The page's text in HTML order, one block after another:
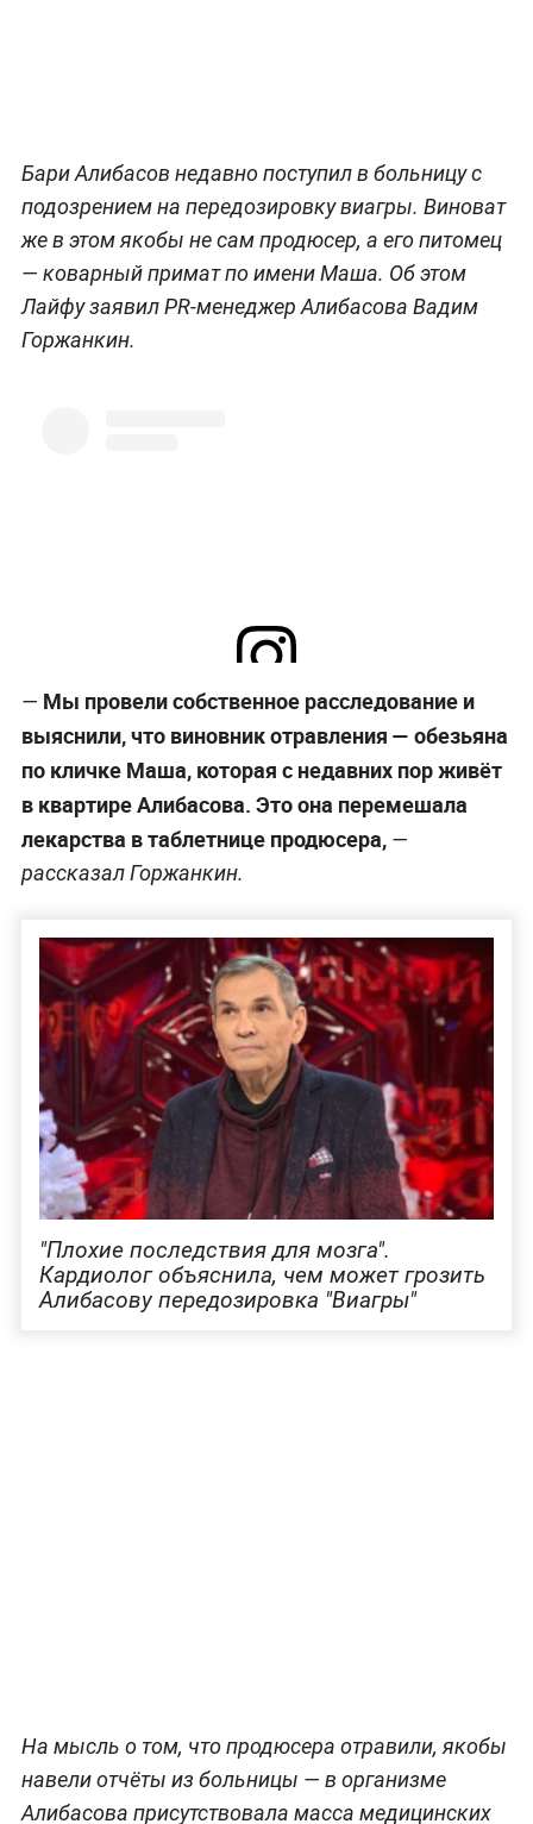
Бари Алибасов недавно поступил в больницу с
подозрением на передозировку виагры. Виноват
же в этом якобы не сам продюсер, а его питомец
— коварный примат по имени Маша. Об этом
Лайфу заявил PR-менеджер Алибасова Вадим
Горжанкин.
Посмотреть эту публикацию в Instagram
Публикация от Вадим Горжанкин (@vadim_gorzhankin)
— Мы провели собственное расследование и
выяснили, что виновник отравления — обезьяна
по кличке Маша, которая с недавних пор живёт
в квартире Алибасова. Это она перемешала
лекарства в таблетнице продюсера, —
рассказал Горжанкин.
"Плохие последствия для мозга".
Кардиолог объяснила, чем может грозить
Алибасову передозировка "Виагры"
На мысль о том, что продюсера отравили, якобы
навели отчёты из больницы — в организме
Алибасова присутствовала масса медицинских